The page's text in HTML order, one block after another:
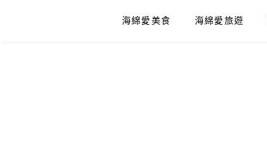
海綿愛美食 海綿愛旅遊